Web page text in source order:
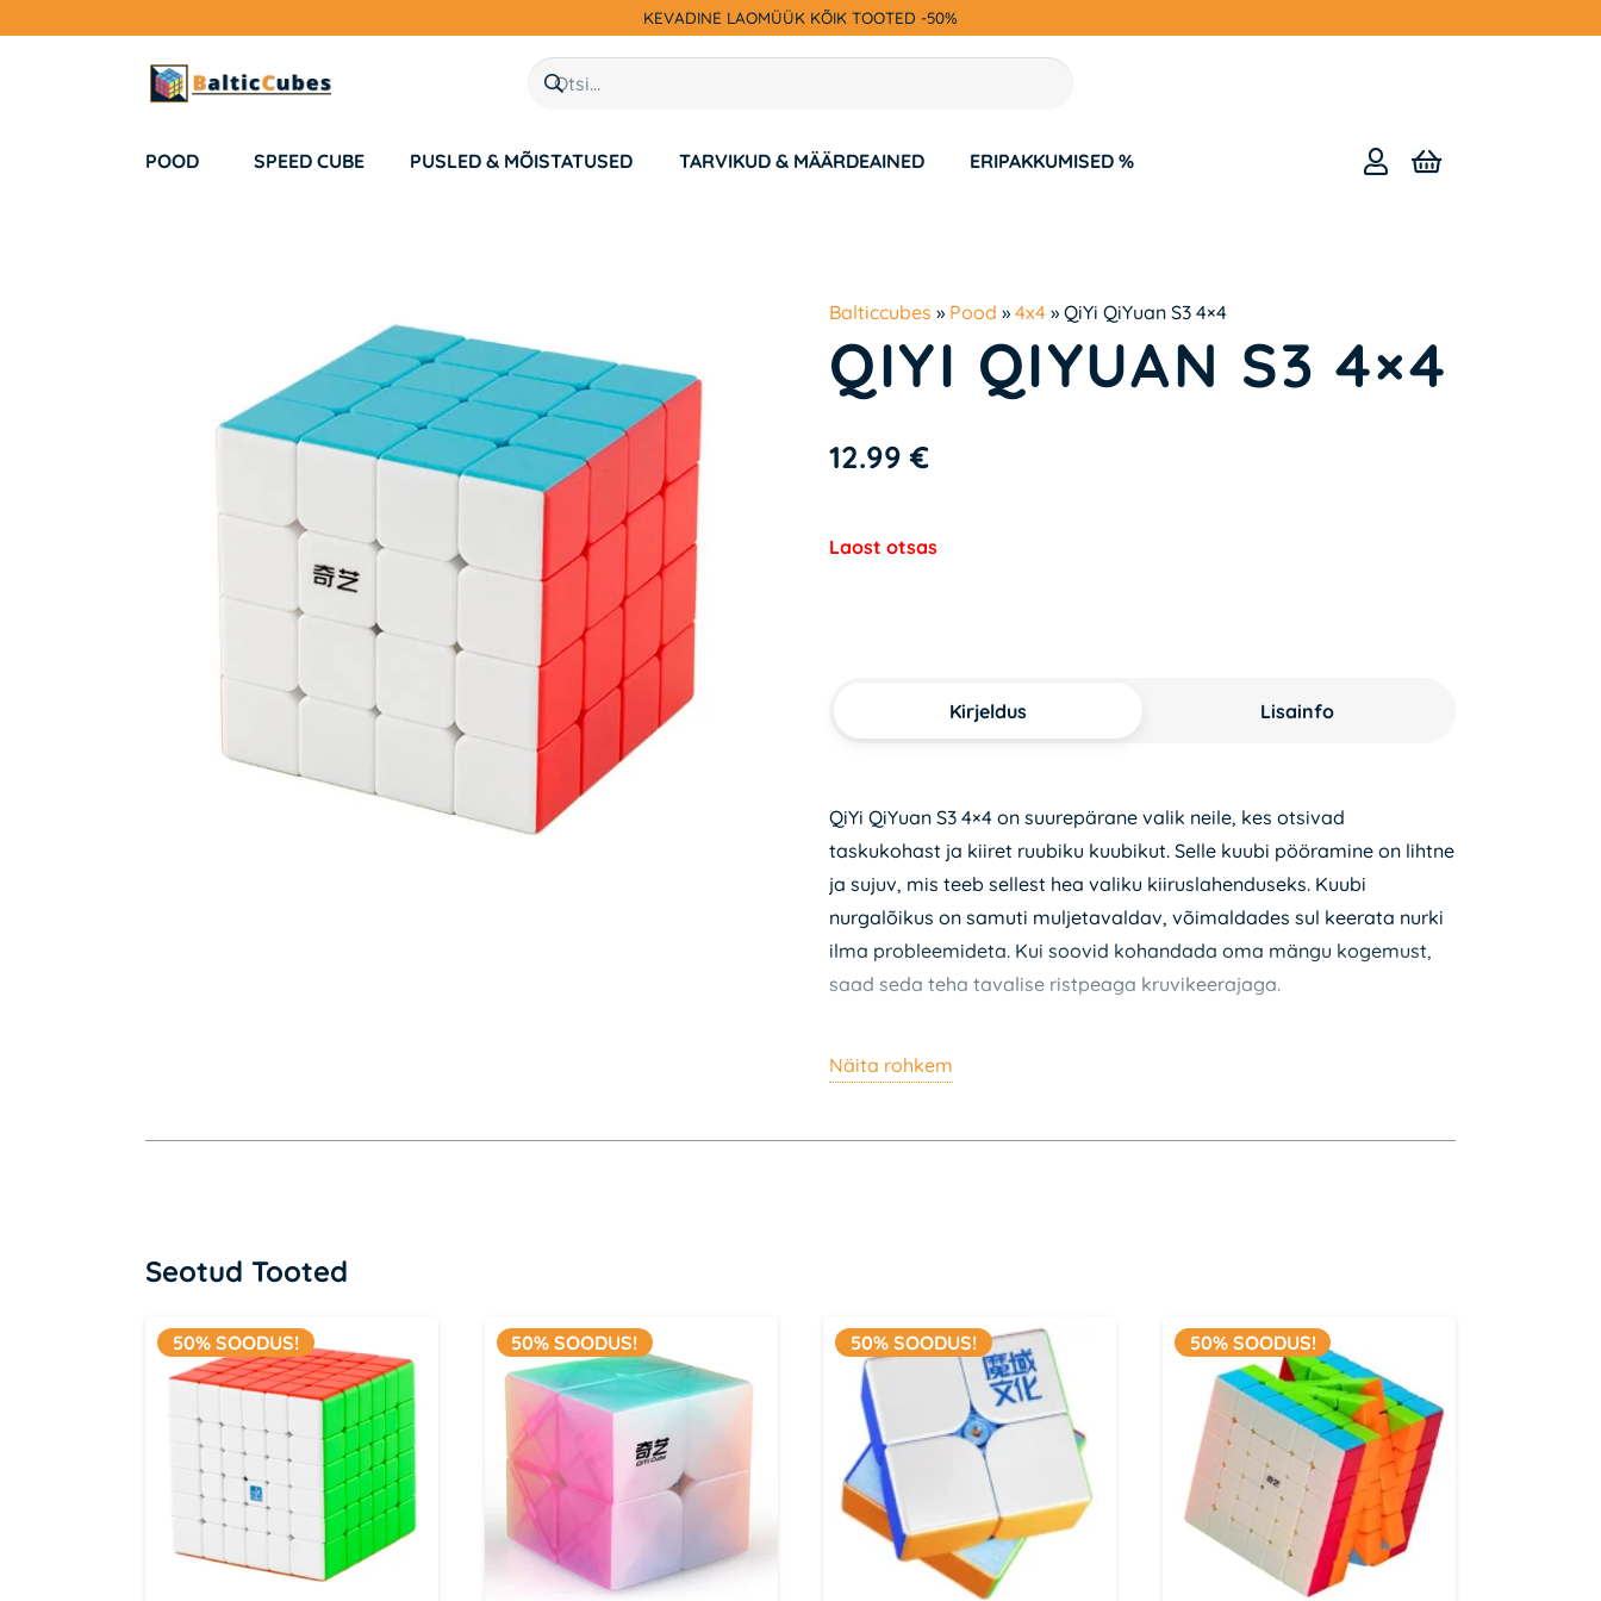
KEVADINE LAOMÜÜK KÕIK TOOTED -50%
POOD SPEED CUBE PUSLED & MÕISTATUSED TARVIKUD & MÄÄRDEAINED ERIPAKKUMISED %
Balticcubes » Pood » 4x4 » QiYi QiYuan S3 4×4
QIYI QIYUAN S3 4×4
12.99€
Laost otsas
Kirjeldus Lisainfo
QiYi QiYuan S3 4×4 on suurepärane valik neile, kes otsivad
taskukohast ja kiiret ruubiku kuubikut. Selle kuubi pööramine on lihtne
ja sujuv, mis teeb sellest hea valiku kiiruslahenduseks. Kuubi
nurgalõikus on samuti muljetavaldav, võimaldades sul keerata nurki
ilma probleemideta. Kui soovid kohandada oma mängu kogemust,
saad seda teha tavalise ristpeaga kruvikeerajaga.
variandid, pakub see siiski head stabiilsust ning käsitsemismugavust.
tulemusi.
Näita rohkem
Seotud Tooted
50% SOODUS! 50% SOODUS! 50% SOODUS! 50% SOODUS!